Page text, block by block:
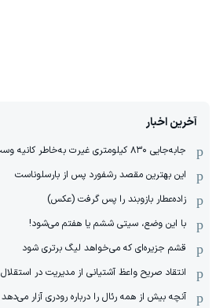
آخرین اخبار
جابه‌جایی ۸۳۰ کیلومتری غیرت به‌خاطر کانیه وست!
این بهترین مقصد رشفورد پس از بارسلوناست
زاده‌عطار بازوبند را پس گرفت (عکس)
با این وضع، سیتی ششم یا هفتم می‌شود!
قشم جزیره‌ای که می‌خواهد لیگ برتری شود
انتقاد صریح واعظ آشتیانی از مدیریت در استقلال
آنچه بیش از همه رئال را درباره رودری آزار می‌دهد